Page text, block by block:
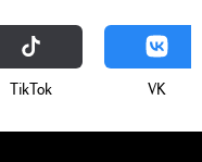
ТikТоk VK